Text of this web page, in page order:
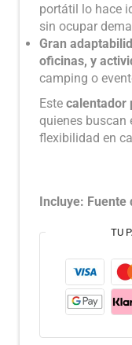
portátil lo hace
sin ocupar
Gran
oficinas, y
camping o
Este calentador
quienes buscan
flexibilidad en
Incluye: Fuente
TU